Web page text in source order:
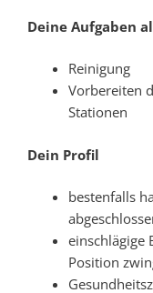
Deine Aufgaben
Reinigung
Vorbereiten
Stationen
Dein Profil
bestenfalls
einschlägige
Position